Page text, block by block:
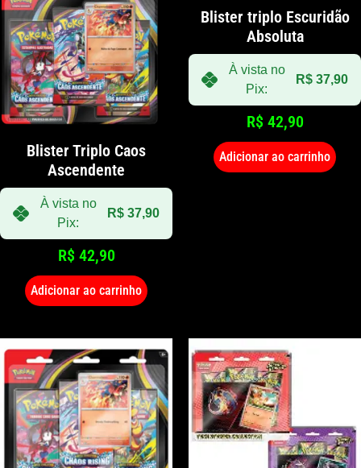
Blister Triplo Caos
Ascendente
À vista no
Pix:
R$ 37,90
R$ 42,90
Adicionar ao carrinho
Blister triplo Escuridão
Absoluta
À vista no
Pix:
R$ 37,90
R$ 42,90
Adicionar ao carrinho